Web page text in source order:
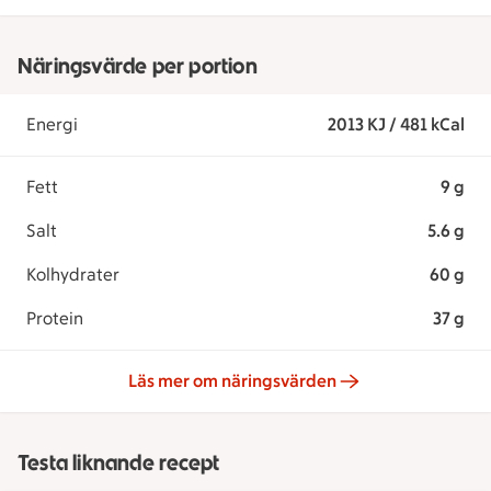
Näringsvärde per portion
Energi 2013 KJ / 481 kCal
Fett 9 g
Salt 5.6 g
Kolhydrater 60 g
Protein 37 g
Läs mer om näringsvärden
Testa liknande recept